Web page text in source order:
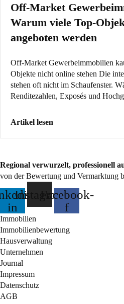
Off-Market
Warum viele Top-
angeboten werden
Off-Market Gewerbeimmobilien
Objekte nicht online stehen Die
stehen oft nicht im Schaufenster.
Renditezahlen, Exposés und
Artikel lesen
Regional verwurzelt, professionell
von der Bewertung und Vermarktung
in
InstagramFacebook-
f
Immobilien
Immobilienbewertung
Hausverwaltung
Unternehmen
Journal
Impressum
Datenschutz
AGB